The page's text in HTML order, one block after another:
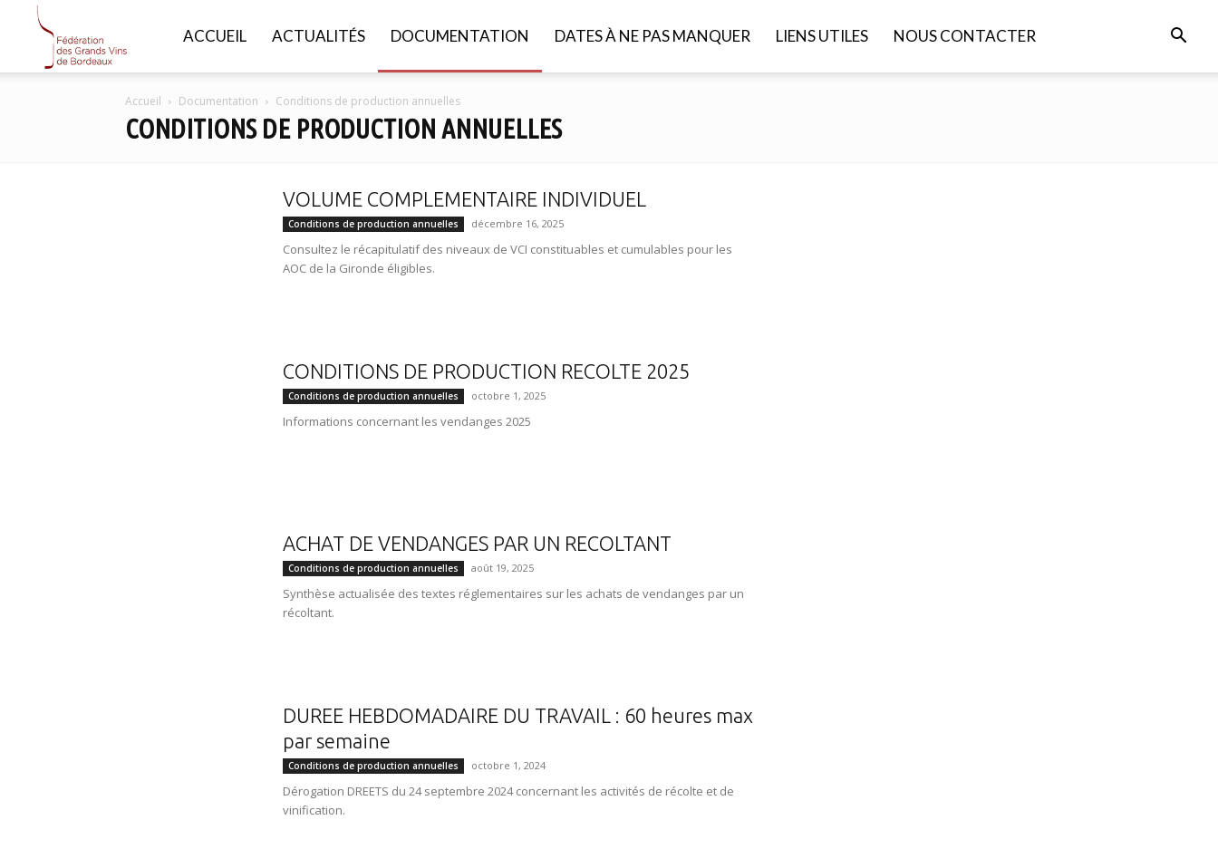
ACCUEIL ACTUALITÉS DOCUMENTATION DATES À NE PAS MANQUER LIENS UTILES NOUS CONTACTER
Accueil Documentation Conditions de production annuelles
CONDITIONS DE PRODUCTION ANNUELLES
VOLUME COMPLEMENTAIRE INDIVIDUEL
Conditions de production annuelles décembre 16, 2025
Consultez le récapitulatif des niveaux de VCI constituables et cumulables pour les
AOC de la Gironde éligibles.
CONDITIONS DE PRODUCTION RECOLTE 2025
Conditions de production annuelles octobre 1, 2025
Informations concernant les vendanges 2025
ACHAT DE VENDANGES PAR UN RECOLTANT
Conditions de production annuelles août 19, 2025
Synthèse actualisée des textes réglementaires sur les achats de vendanges par un
récoltant.
DUREE HEBDOMADAIRE DU TRAVAIL : 60 heures max
par semaine
Conditions de production annuelles octobre 1, 2024
Dérogation DREETS du 24 septembre 2024 concernant les activités de récolte et de
vinification.